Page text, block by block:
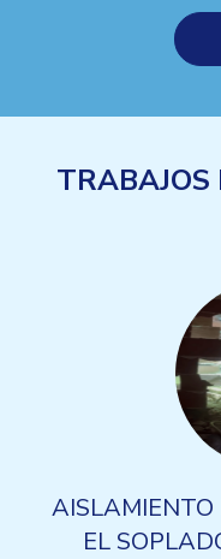
AISLAMIENTO
EL